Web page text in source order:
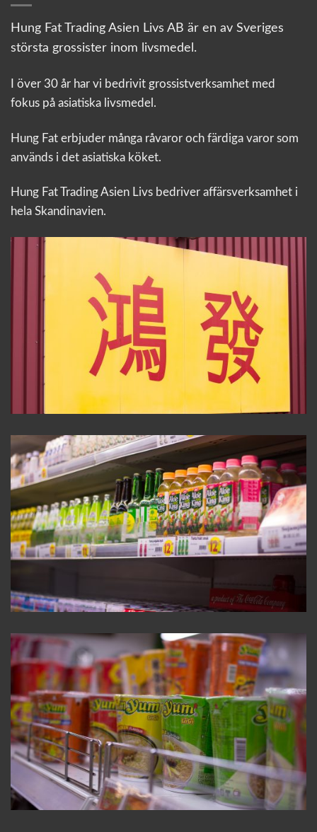
Hung Fat Trading Asien Livs AB är en av Sveriges
största grossister inom livsmedel.
I över 30 år har vi bedrivit grossistverksamhet med
fokus på asiatiska livsmedel.
Hung Fat erbjuder många råvaror och färdiga varor som
används i det asiatiska köket.
Hung Fat Trading Asien Livs bedriver affärsverksamhet i
hela Skandinavien.